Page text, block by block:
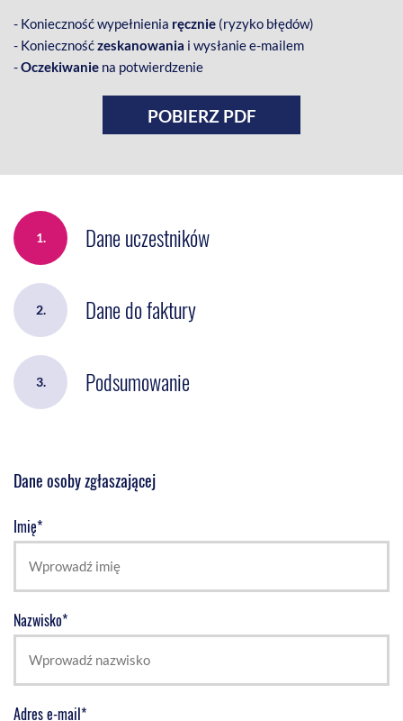
- Konieczność wypełnienia ręcznie (ryzyko błędów)
- Koniecznośćzeskanowania i wysłanie e-mailem
-Oczekiwanie na potwierdzenie
POBIERZ PDF
1. Dane uczestników
2. Dane do faktury
3. Podsumowanie
Dane osoby zgłaszającej
Imię*
Nazwisko*
Adres e-mail*